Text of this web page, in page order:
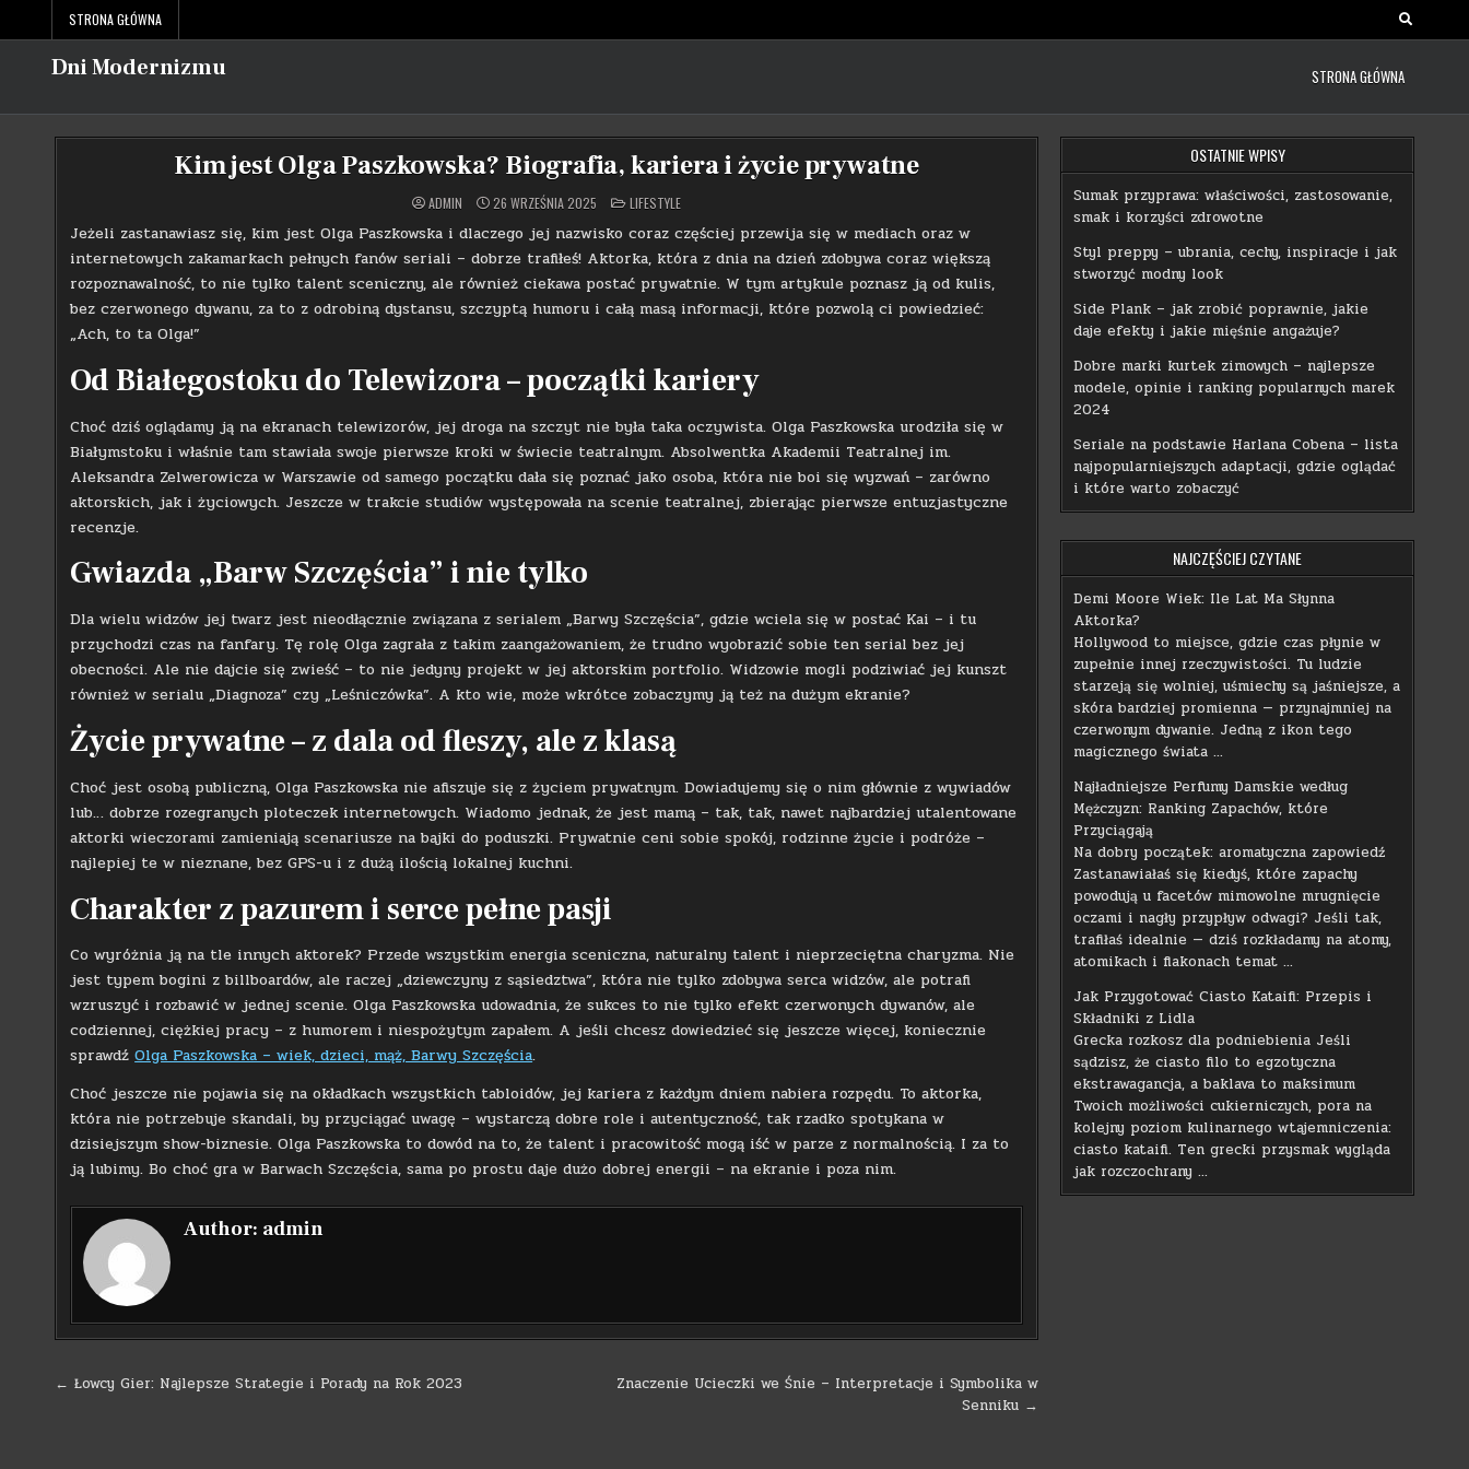
content
STRONA GŁÓWNA
Dni Modernizmu STRONA GŁÓWNA
Kim jest Olga Paszkowska? Biografia, kariera i życie prywatne
ADMIN 26 WRZEŚNIA 2025 POSTED
IN
LIFESTYLE
Jeżeli zastanawiasz się, kim jest Olga Paszkowska i dlaczego jej nazwisko coraz częściej przewija się w mediach oraz w
internetowych zakamarkach pełnych fanów seriali – dobrze trafiłeś! Aktorka, która z dnia na dzień zdobywa coraz większą
rozpoznawalność, to nie tylko talent sceniczny, ale również ciekawa postać prywatnie. W tym artykule poznasz ją od kulis,
bez czerwonego dywanu, za to z odrobiną dystansu, szczyptą humoru i całą masą informacji, które pozwolą ci powiedzieć:
„Ach, to ta Olga!”
Od Białegostoku do Telewizora – początki kariery
Choć dziś oglądamy ją na ekranach telewizorów, jej droga na szczyt nie była taka oczywista. Olga Paszkowska urodziła się w
Białymstoku i właśnie tam stawiała swoje pierwsze kroki w świecie teatralnym. Absolwentka Akademii Teatralnej im.
Aleksandra Zelwerowicza w Warszawie od samego początku dała się poznać jako osoba, która nie boi się wyzwań – zarówno
aktorskich, jak i życiowych. Jeszcze w trakcie studiów występowała na scenie teatralnej, zbierając pierwsze entuzjastyczne
recenzje.
Gwiazda „Barw Szczęścia” i nie tylko
Dla wielu widzów jej twarz jest nieodłącznie związana z serialem „Barwy Szczęścia”, gdzie wciela się w postać Kai – i tu
przychodzi czas na fanfary. Tę rolę Olga zagrała z takim zaangażowaniem, że trudno wyobrazić sobie ten serial bez jej
obecności. Ale nie dajcie się zwieść – to nie jedyny projekt w jej aktorskim portfolio. Widzowie mogli podziwiać jej kunszt
również w serialu „Diagnoza” czy „Leśniczówka”. A kto wie, może wkrótce zobaczymy ją też na dużym ekranie?
Życie prywatne – z dala od fleszy, ale z klasą
Choć jest osobą publiczną, Olga Paszkowska nie afiszuje się z życiem prywatnym. Dowiadujemy się o nim głównie z wywiadów
lub… dobrze rozegranych ploteczek internetowych. Wiadomo jednak, że jest mamą – tak, tak, nawet najbardziej utalentowane
aktorki wieczorami zamieniają scenariusze na bajki do poduszki. Prywatnie ceni sobie spokój, rodzinne życie i podróże –
najlepiej te w nieznane, bez GPS-u i z dużą ilością lokalnej kuchni.
Charakter z pazurem i serce pełne pasji
Co wyróżnia ją na tle innych aktorek? Przede wszystkim energia sceniczna, naturalny talent i nieprzeciętna charyzma. Nie
jest typem bogini z billboardów, ale raczej „dziewczyny z sąsiedztwa”, która nie tylko zdobywa serca widzów, ale potrafi
wzruszyć i rozbawić w jednej scenie. Olga Paszkowska udowadnia, że sukces to nie tylko efekt czerwonych dywanów, ale
codziennej, ciężkiej pracy – z humorem i niespożytym zapałem. A jeśli chcesz dowiedzieć się jeszcze więcej, koniecznie
sprawdźOlga Paszkowska – wiek, dzieci, mąż, Barwy Szczęścia.
Choć jeszcze nie pojawia się na okładkach wszystkich tabloidów, jej kariera z każdym dniem nabiera rozpędu. To aktorka,
która nie potrzebuje skandali, by przyciągać uwagę – wystarczą dobre role i autentyczność, tak rzadko spotykana w
dzisiejszym show-biznesie. Olga Paszkowska to dowód na to, że talent i pracowitość mogą iść w parze z normalnością. I za to
ją lubimy. Bo choć gra w Barwach Szczęścia, sama po prostu daje dużo dobrej energii – na ekranie i poza nim.
Author: admin
Nawigacja
Znaczenie Ucieczki we Śnie – Interpretacje i Symbolika w
Senniku →
← Łowcy Gier: Najlepsze Strategie i Porady na Rok 2023
OSTATNIE WPISY
Sumak przyprawa: właściwości, zastosowanie,
smak i korzyści zdrowotne
Styl preppy – ubrania, cechy, inspiracje i jak
stworzyć modny look
Side Plank – jak zrobić poprawnie, jakie
daje efekty i jakie mięśnie angażuje?
Dobre marki kurtek zimowych – najlepsze
modele, opinie i ranking popularnych marek
2024
Seriale na podstawie Harlana Cobena – lista
najpopularniejszych adaptacji, gdzie oglądać
i które warto zobaczyć
NAJCZĘŚCIEJ CZYTANE
Demi Moore Wiek: Ile Lat Ma Słynna
Aktorka?
Hollywood to miejsce, gdzie czas płynie w
zupełnie innej rzeczywistości. Tu ludzie
starzeją się wolniej, uśmiechy są jaśniejsze, a
skóra bardziej promienna — przynajmniej na
czerwonym dywanie. Jedną z ikon tego
magicznego świata …
Najładniejsze Perfumy Damskie według
Mężczyzn: Ranking Zapachów, które
Przyciągają
Na dobry początek: aromatyczna zapowiedź
Zastanawiałaś się kiedyś, które zapachy
powodują u facetów mimowolne mrugnięcie
oczami i nagły przypływ odwagi? Jeśli tak,
trafiłaś idealnie — dziś rozkładamy na atomy,
atomikach i flakonach temat …
Jak Przygotować Ciasto Kataifi: Przepis i
Składniki z Lidla
Grecka rozkosz dla podniebienia Jeśli
sądzisz, że ciasto filo to egzotyczna
ekstrawagancja, a baklava to maksimum
Twoich możliwości cukierniczych, pora na
kolejny poziom kulinarnego wtajemniczenia:
ciasto kataifi. Ten grecki przysmak wygląda
jak rozczochrany …